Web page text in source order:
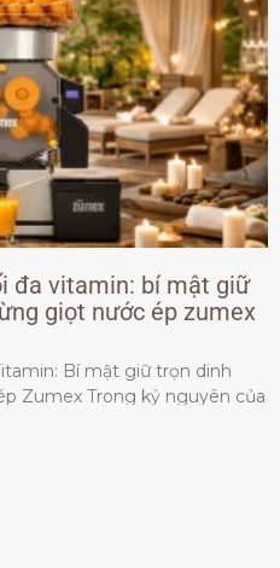
đa vitamin: bí mật giữ
giọt nước ép zumex
Bí mật giữ trọn dinh
Zumex Trong kỷ nguyên của